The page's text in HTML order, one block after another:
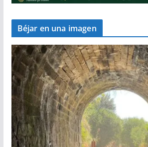
Béjar en una imagen